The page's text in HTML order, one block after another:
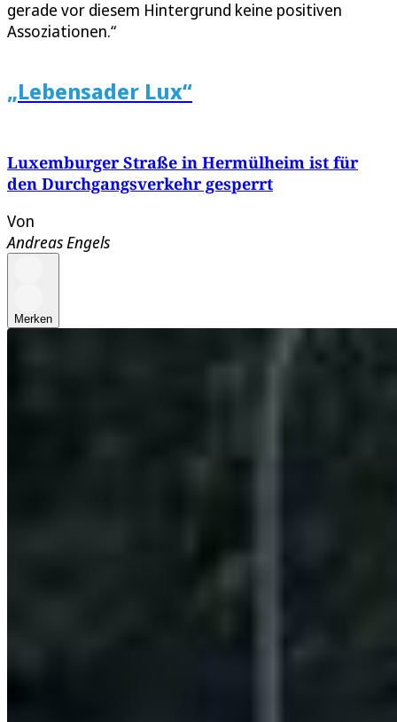
gerade vor diesem Hintergrund keine positiven
Assoziationen.“
„Lebensader Lux“
Luxemburger Straße in Hermülheim ist für
den Durchgangsverkehr gesperrt
Von
Andreas Engels
Merken